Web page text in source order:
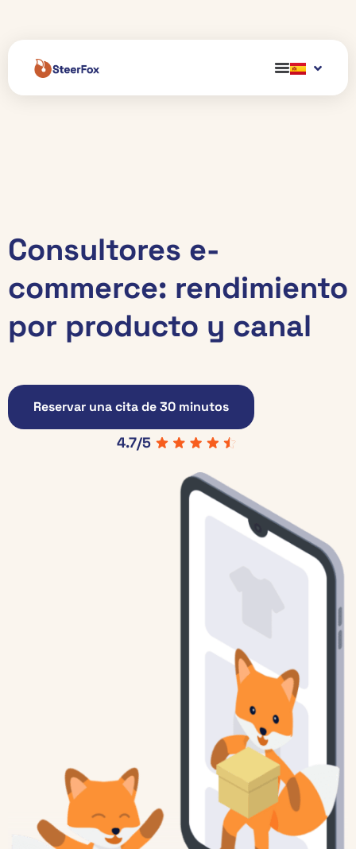
Consultores e-
commerce: rendimiento
por producto y canal
Reservar una cita de 30 minutos
4.7/5